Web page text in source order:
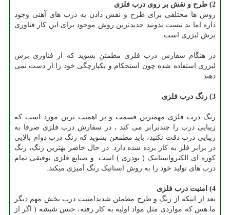
2) طرح و نقش بر روی درب فلزی
روش ها مختلفی برای طرح و نقش دادن به درب های آهنی وجود
داره اما بد نیست بدونید جدیدترین روش موجود برای این کار فناوری
برش لیزری است.
در هنگام سفارش درب فلزی مطمئن بشوید که از فناوری برش
لیزری استفاده شده چون استحکام و یکپارچگی خود را از دست نمی
دهند.
3) رنگ درب فلزی
رنگ درب فلزی مهمترین قسمت و پر اهمیت ترین مورد است که
زیبایی درب را چندبرابر می کند ، در سفارش درب فلزی صرفا به
زیبایی درب دقت نکنید، باید مطمعن بشوید که رنگ درب دوام بالایی
در برابر فلز به کار برده شده دارد. در حال حاضر بهترین رنگ، رنگ
کوره ای الکترواستاتیک ( پودری ) است. و صنایع فلزی توفیقی تمام
درب های تولید خود را به روش استاتیک رنگ آمیزی میکند.
4) امنیت درب فلزی
بعد از اینکه از رنگ و طرح مطمئن شدیدامنیت درب بخش مهم دیگر
ما هس که مواردی مثل مواد اولیه به کار رفته، جنس شیشه ( اگر از